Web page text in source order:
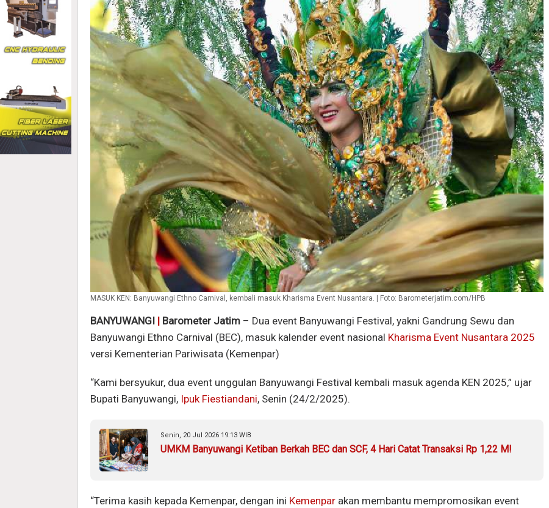
MASUK KEN: Banyuwangi Ethno Carnival, kembali masuk Kharisma Event Nusantara. | Foto: Barometerjatim.com/HPB
BANYUWANGI | Barometer Jatim – Dua event Banyuwangi Festival, yakni Gandrung Sewu dan
Banyuwangi Ethno Carnival (BEC), masuk kalender event nasional Kharisma Event Nusantara 2025
versi Kementerian Pariwisata (Kemenpar)
“Kami bersyukur, dua event unggulan Banyuwangi Festival kembali masuk agenda KEN 2025,” ujar
Bupati Banyuwangi, Ipuk Fiestiandani, Senin (24/2/2025).
Senin, 20 Jul 2026 19:13 WIB
UMKM Banyuwangi Ketiban Berkah BEC dan SCF, 4 Hari Catat Transaksi Rp 1,22 M!
“Terima kasih kepada Kemenpar, dengan ini Kemenpar akan membantu mempromosikan event